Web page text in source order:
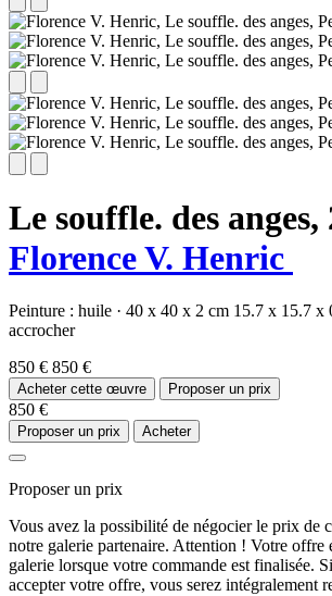
Le souffle. des anges,
Florence V. Henric
Peinture : huile · 40 x 40 x 2 cm 15.7 x 15.7 x
accrocher
850 € 850 €
Acheter cette œuvre Proposer un prix
850 €
Proposer un prix Acheter
Proposer un prix
Vous avez la possibilité de négocier le prix de
notre galerie partenaire. Attention ! Votre offre
galerie lorsque votre commande est finalisée.
accepter votre offre, vous serez intégralement